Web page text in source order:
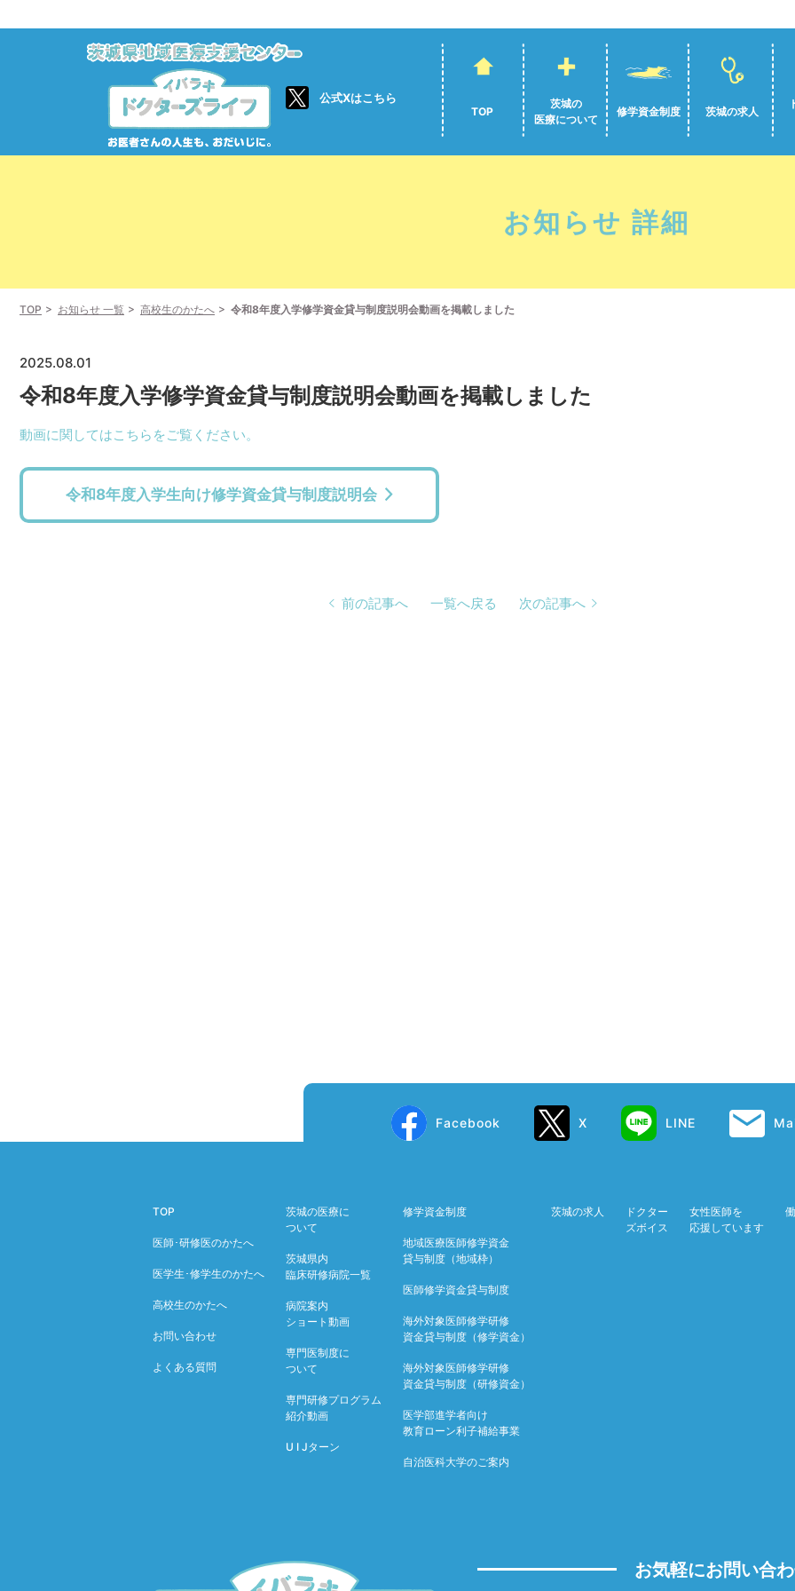
公式Xはこちら
TOP
茨城の
医療について
修学資金制度 茨城の求人
お知らせ 詳細
TOP お知らせ 一覧 高校生のかたへ 令和8年度入学修学資金貸与制度説明会動画を掲載しました
2025.08.01
令和8年度入学修学資金貸与制度説明会動画を掲載しました
動画に関してはこちらをご覧ください。
令和8年度入学生向け修学資金貸与制度説明会
前の記事へ 一覧へ戻る 次の記事へ
Facebook X LINE
TOP
医師･研修医のかたへ
医学生･修学生のかたへ
高校生のかたへ
お問い合わせ
よくある質問
茨城の医療に
ついて
茨城県内
臨床研修病院一覧
病院案内
ショート動画
専門医制度に
ついて
専門研修プログラム
紹介動画
U I Jターン
修学資金制度
地域医療医師修学資金
貸与制度（地域枠）
医師修学資金貸与制度
海外対象医師修学研修
資金貸与制度（修学資金）
海外対象医師修学研修
資金貸与制度（研修資金）
医学部進学者向け
教育ローン利子補給事業
自治医科大学のご案内
茨城の求人
ドクター
ズボイス
女性医師を
応援しています
お気軽にお問い合